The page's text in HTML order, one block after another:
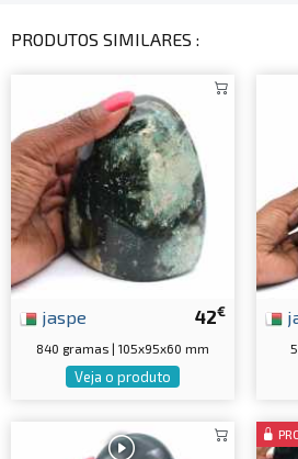
PRODUTOS SIMILARES :
42€
jaspe
840 gramas | 105x95x60 mm
Veja o produto